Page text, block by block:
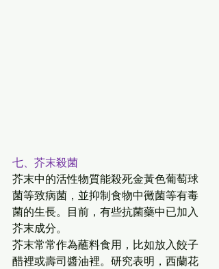
七、芥末殺菌
芥末中的活性物質能殺死金黃色葡萄球
菌等致病菌，並抑制食物中黴菌等有毒
菌的生長。目前，有些抗菌藥中已加入
芥末成分。
芥末常常作為蘸料食用，比如放入餃子
醋裡或壽司醬油裡。研究表明，西蘭花